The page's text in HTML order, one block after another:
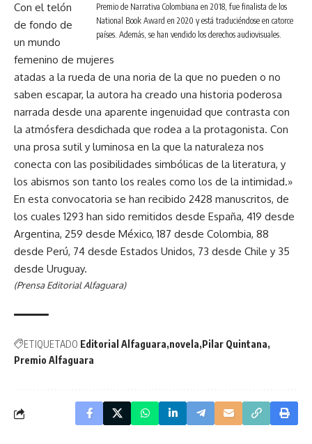
Premio de Narrativa Colombiana en 2018, fue finalista de los
National Book Award en 2020 y está traduciéndose en catorce
países. Además, se han vendido los derechos audiovisuales.
Con el telón
de fondo de
un mundo
femenino de mujeres
atadas a la rueda de una noria de la que no pueden o no
saben escapar, la autora ha creado una historia poderosa
narrada desde una aparente ingenuidad que contrasta con
la atmósfera desdichada que rodea a la protagonista. Con
una prosa sutil y luminosa en la que la naturaleza nos
conecta con las posibilidades simbólicas de la literatura, y
los abismos son tanto los reales como los de la intimidad.»
En esta convocatoria se han recibido 2428 manuscritos, de
los cuales 1293 han sido remitidos desde España, 419 desde
Argentina, 259 desde México, 187 desde Colombia, 88
desde Perú, 74 desde Estados Unidos, 73 desde Chile y 35
desde Uruguay.
(Prensa Editorial Alfaguara)
ETIQUETADO Editorial Alfaguara novela Pilar Quintana
Premio Alfaguara